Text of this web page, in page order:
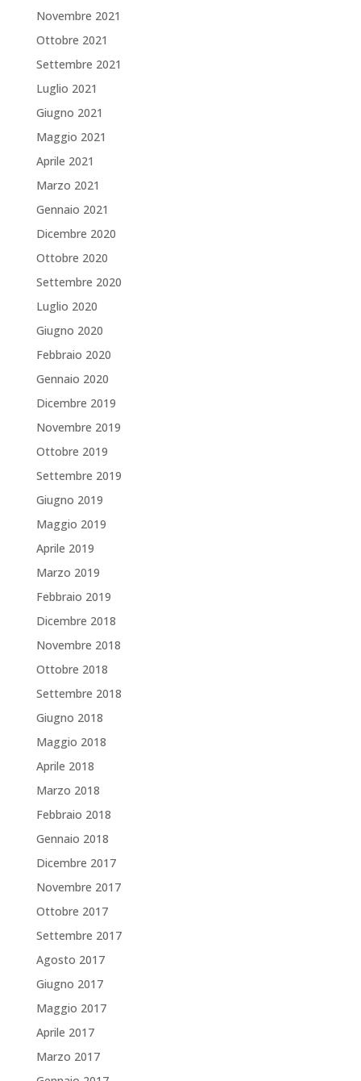
Novembre 2021
Ottobre 2021
Settembre 2021
Luglio 2021
Giugno 2021
Maggio 2021
Aprile 2021
Marzo 2021
Gennaio 2021
Dicembre 2020
Ottobre 2020
Settembre 2020
Luglio 2020
Giugno 2020
Febbraio 2020
Gennaio 2020
Dicembre 2019
Novembre 2019
Ottobre 2019
Settembre 2019
Giugno 2019
Maggio 2019
Aprile 2019
Marzo 2019
Febbraio 2019
Dicembre 2018
Novembre 2018
Ottobre 2018
Settembre 2018
Giugno 2018
Maggio 2018
Aprile 2018
Marzo 2018
Febbraio 2018
Gennaio 2018
Dicembre 2017
Novembre 2017
Ottobre 2017
Settembre 2017
Agosto 2017
Giugno 2017
Maggio 2017
Aprile 2017
Marzo 2017